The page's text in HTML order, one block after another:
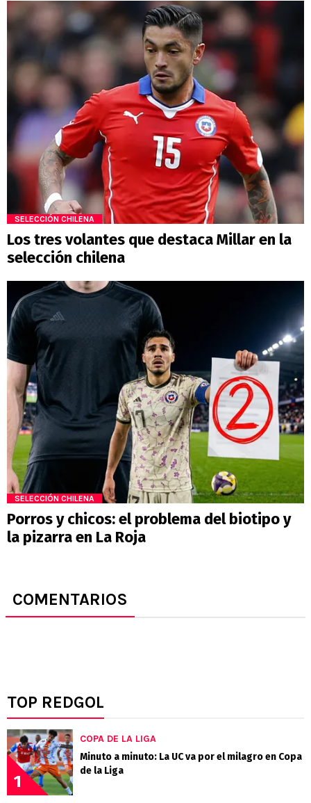
SELECCIÓN CHILENA
Los tres volantes que destaca Millar en la
selección chilena
SELECCIÓN CHILENA
Porros y chicos: el problema del biotipo y
la pizarra en La Roja
COMENTARIOS
TOP REDGOL
1
COPA DE LA LIGA
Minuto a minuto: La UC va por el milagro en Copa
de la Liga